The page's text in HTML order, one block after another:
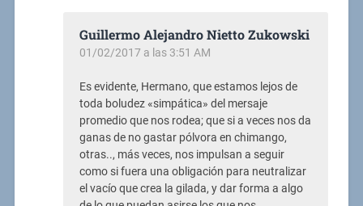
Guillermo Alejandro Nietto Zukowski
01/02/2017 a las 3:51 AM
Es evidente, Hermano, que estamos lejos de
toda boludez «simpática» del mersaje
promedio que nos rodea; que si a veces nos da
ganas de no gastar pólvora en chimango,
otras.., más veces, nos impulsan a seguir
como si fuera una obligación para neutralizar
el vacío que crea la gilada, y dar forma a algo